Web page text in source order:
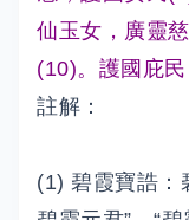
仙玉女，廣靈
(10)。護國庇民
註解：
(1) 碧霞寶誥：